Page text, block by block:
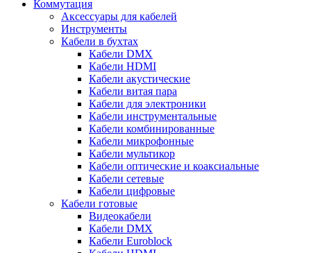
Коммутация
Аксессуары для кабелей
Инструменты
Кабели в бухтах
Кабели DMX
Кабели HDMI
Кабели акустические
Кабели витая пара
Кабели для электроники
Кабели инструментальные
Кабели комбинированные
Кабели микрофонные
Кабели мультикор
Кабели оптические и коаксиальные
Кабели сетевые
Кабели цифровые
Кабели готовые
Видеокабели
Кабели DMX
Кабели Euroblock